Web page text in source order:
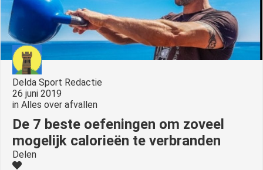
Delda Sport Redactie
26 juni 2019
in Alles over afvallen
De 7 beste oefeningen om zoveel
mogelijk calorieën te verbranden
Delen
worden
om
te
over
op